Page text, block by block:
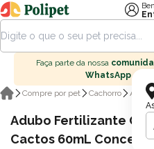
Faça parte da nossa
WhatsApp
Compre por pet
Cachorro
Adubo Fertilizante
Cactos 60mL